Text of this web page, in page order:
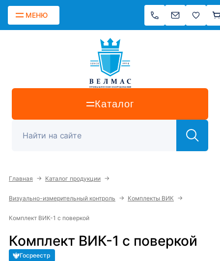
МЕНЮ
Каталог
Главная → Каталог продукции →
Визуально-измерительный контроль → Комплекты ВИК →
Комплект ВИК-1 с поверкой
Комплект ВИК-1 с поверкой
Госреестр